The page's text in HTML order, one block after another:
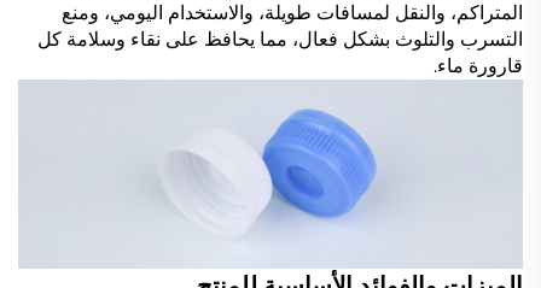
المتراكم، والنقل لمسافات طويلة، والاستخدام اليومي، ومنع
التسرب والتلوث بشكل فعال، مما يحافظ على نقاء وسلامة كل
قارورة ماء.